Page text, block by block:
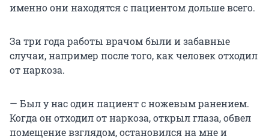
именно они находятся с пациентом дольше всего.
За три года работы врачом были и забавные
случаи, например после того, как человек отходил
от наркоза.
— Был у нас один пациент с ножевым ранением.
Когда он отходил от наркоза, открыл глаза, обвел
помещение взглядом, остановился на мне и